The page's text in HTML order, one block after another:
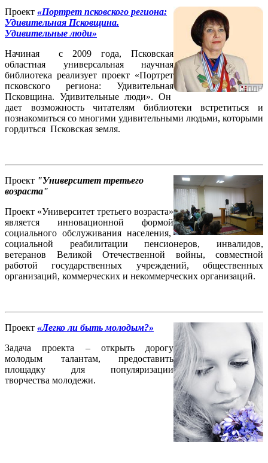
Проект «Портрет псковского региона:
Удивительная Псковщина.
Удивительные люди»
Начиная с 2009 года, Псковская
областная универсальная научная
библиотека реализует проект «Портрет
псковского региона: Удивительная
Псковщина. Удивительные люди». Он
дает возможность читателям библиотеки встретиться и
познакомиться со многими удивительными людьми, которыми
гордиться Псковская земля.
Проект "Университет третьего
возраста"
Проект «Университет третьего возраста»
является инновационной формой
социального обслуживания населения,
социальной реабилитации пенсионеров, инвалидов,
ветеранов Великой Отечественной войны, совместной
работой государственных учреждений, общественных
организаций, коммерческих и некоммерческих организаций.
Проект «Легко ли быть молодым?»
Задача проекта –
открыть дорогу
молодым талантам, предоставить
площадку для популяризации
творчества молодежи.